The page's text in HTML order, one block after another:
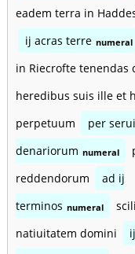
eadem terra in
ij acras terre numeral
in Riecrofte tenendas
heredibus suis ille et
perpetuum
per
denariorum numeral
reddendorum
ad ij
terminos numeral
natiuitatem domini
ij